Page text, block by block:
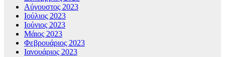
Αύγουστος 2023
Ιούλιος 2023
Ιούνιος 2023
Μάιος 2023
Φεβρουάριος 2023
Ιανουάριος 2023